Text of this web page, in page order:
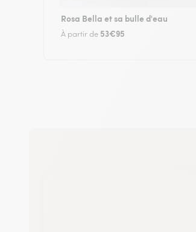
Rosa Bella et sa bulle d'eau
À partir de 53€95